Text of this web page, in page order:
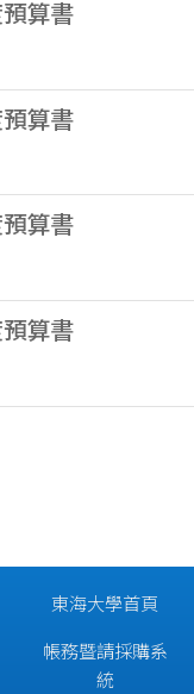
算書
算書
算書
算書
東海大學首頁
帳務暨請採購系
統